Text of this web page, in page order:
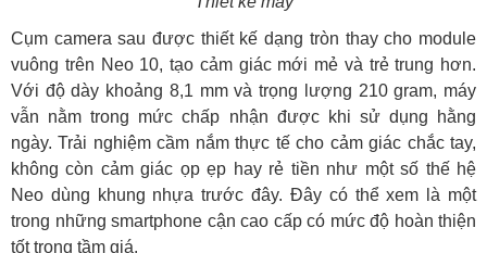
Cụm camera sau được thiết kế dạng tròn thay cho module
vuông trên Neo 10, tạo cảm giác mới mẻ và trẻ trung hơn.
Với độ dày khoảng 8,1 mm và trọng lượng 210 gram, máy
vẫn nằm trong mức chấp nhận được khi sử dụng hằng
ngày. Trải nghiệm cầm nắm thực tế cho cảm giác chắc tay,
không còn cảm giác ọp ẹp hay rẻ tiền như một số thế hệ
Neo dùng khung nhựa trước đây. Đây có thể xem là một
trong những smartphone cận cao cấp có mức độ hoàn thiện
tốt trong tầm giá.